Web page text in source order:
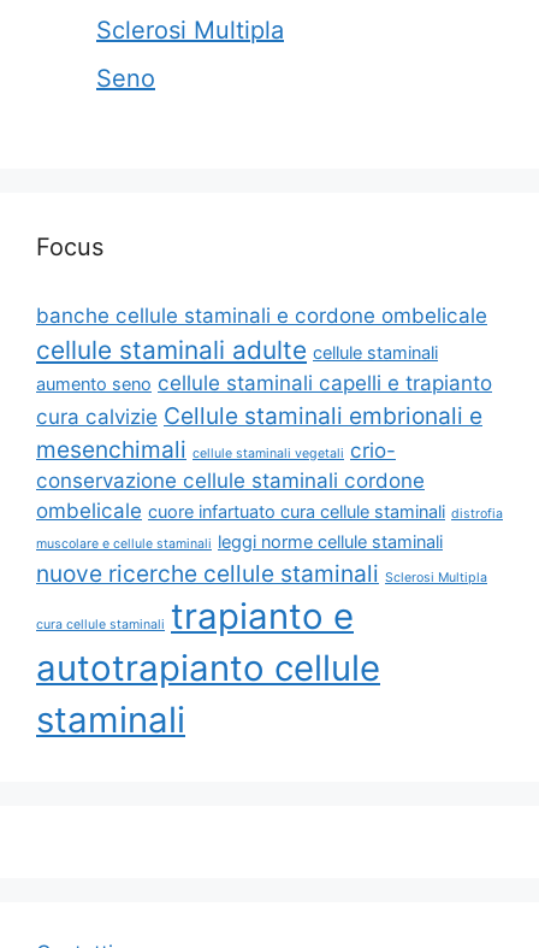
Sclerosi Multipla
Seno
Focus
banche cellule staminali e cordone ombelicale
cellule staminali adulte cellule staminali
aumento seno cellule staminali capelli e trapianto
cura calvizie Cellule staminali embrionali e
mesenchimali cellule staminali vegetali crio-
conservazione cellule staminali cordone
ombelicale cuore infartuato cura cellule staminali distrofia
muscolare e cellule staminali leggi norme cellule staminali
nuove ricerche cellule staminali Sclerosi Multipla
cura cellule staminali trapianto e
autotrapianto cellule
staminali